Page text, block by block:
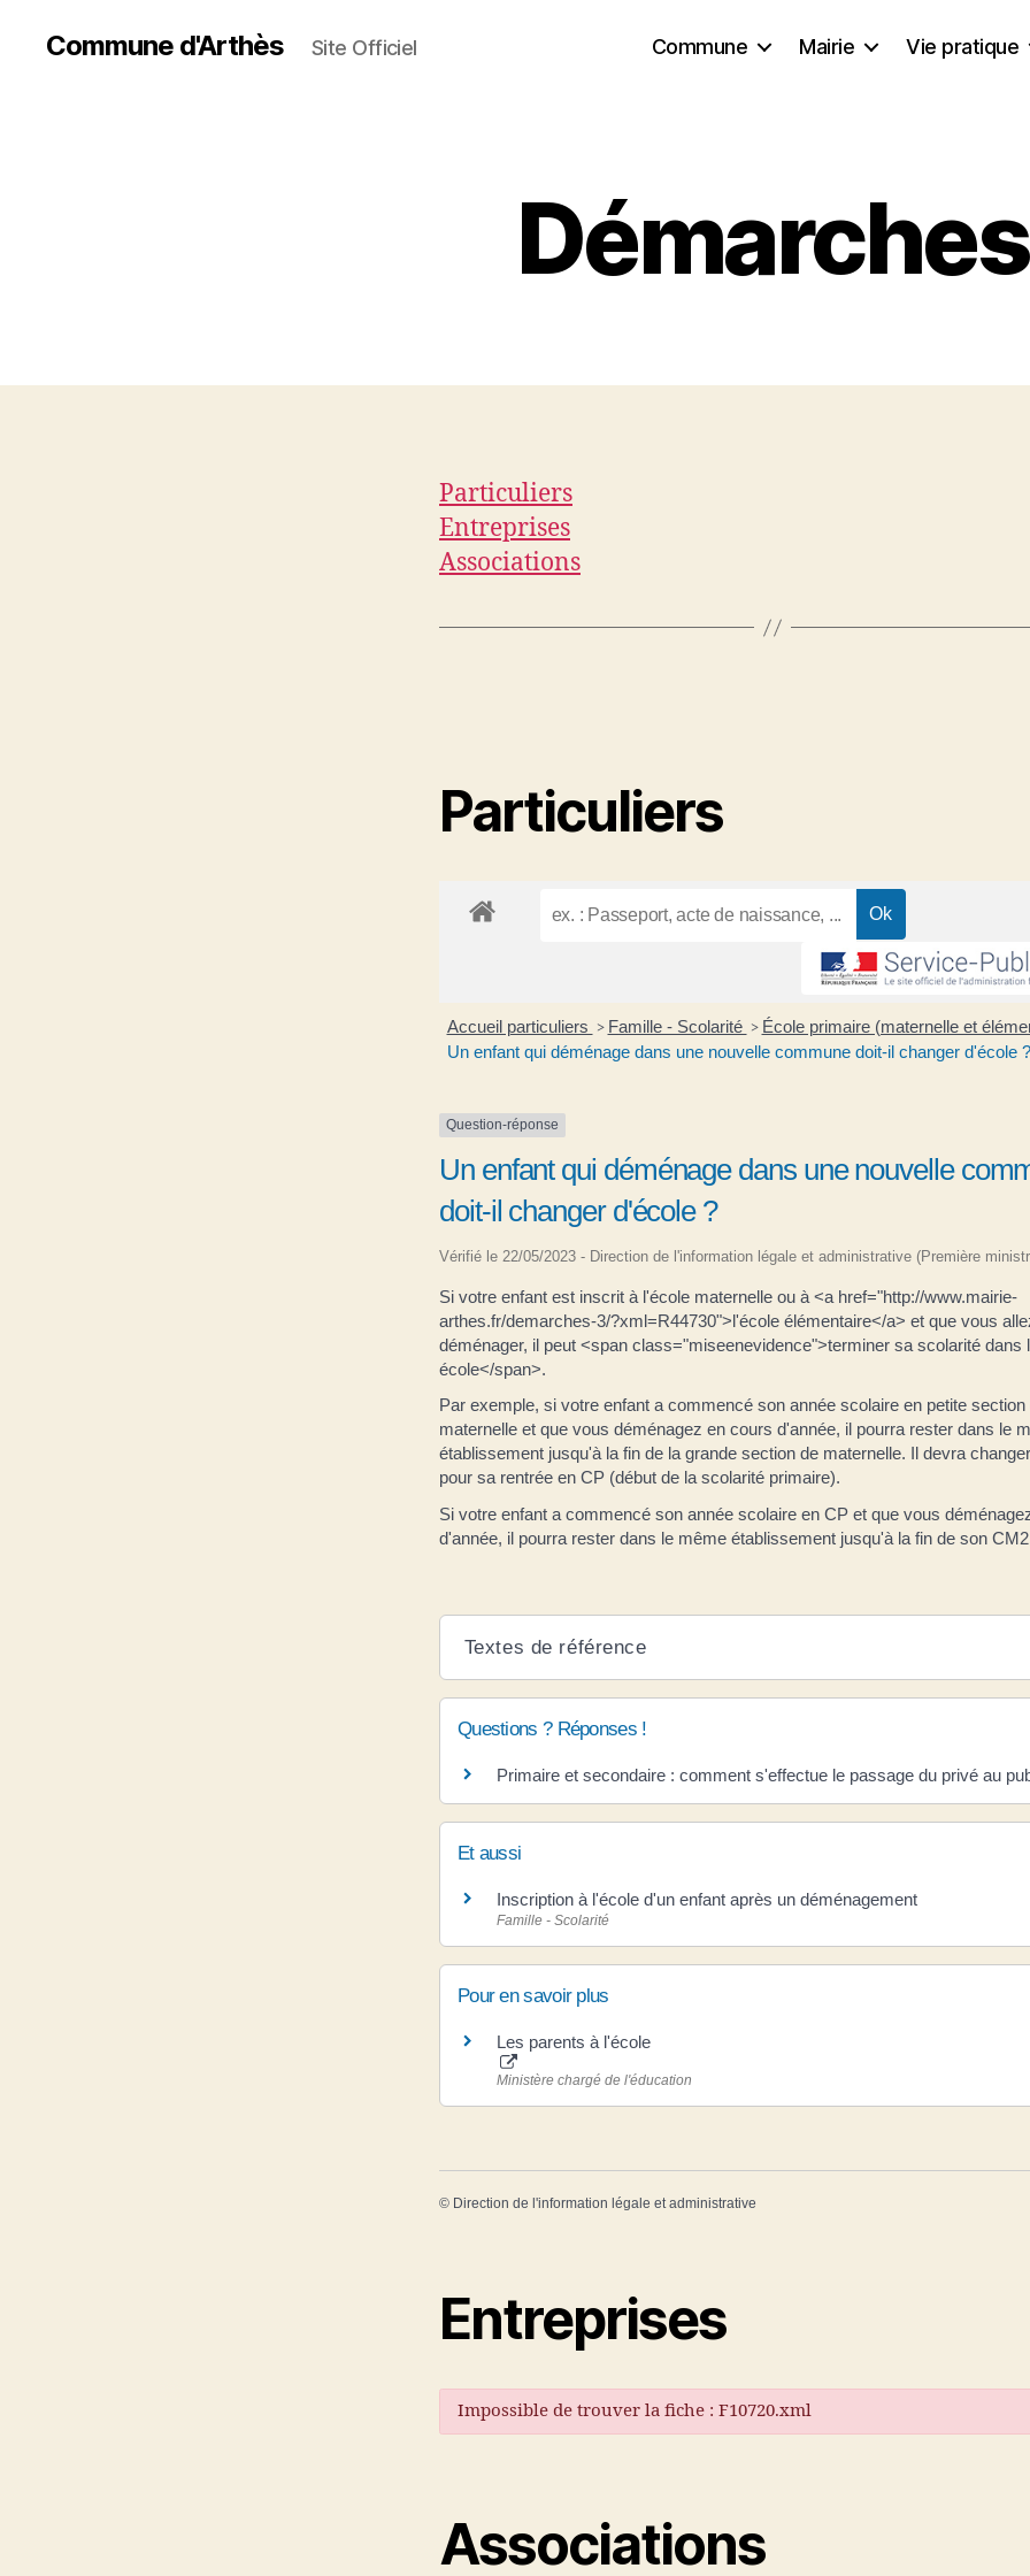
Commune d'Arthès Site Officiel Commune Mairie Vie pratique
Démarches
Particuliers
Entreprises
Associations
Particuliers
Accueil particuliers > Famille - Scolarité > École primaire (maternelle et
Un enfant qui déménage dans une nouvelle commune doit-il changer d'école ?
Question-réponse
Un enfant qui déménage dans une nouvelle
doit-il changer d'école ?
Vérifié le 22/05/2023 - Direction de l'information légale et administrative (Première
Si votre enfant est inscrit à l'école maternelle ou à <a href="http://www.mairie-
arthes.fr/demarches-3/?xml=R44730">l'école élémentaire</a> et que vous
déménager, il peut <span class="miseenevidence">terminer sa scolarité dans
école</span>.
Par exemple, si votre enfant a commencé son année scolaire en petite section
maternelle et que vous déménagez en cours d'année, il pourra rester dans le
établissement jusqu'à la fin de la grande section de maternelle. Il devra
pour sa rentrée en CP (début de la scolarité primaire).
Si votre enfant a commencé son année scolaire en CP et que vous
d'année, il pourra rester dans le même établissement jusqu'à la fin de son
Textes de référence
Questions ? Réponses !
Primaire et secondaire : comment s'effectue le passage du privé au
Et aussi
Inscription à l'école d'un enfant après un déménagement
Famille - Scolarité
Pour en savoir plus
Les parents à l'école
Ministère chargé de l'éducation
© Direction de l'information légale et administrative
Entreprises
Impossible de trouver la fiche : F10720.xml
Associations